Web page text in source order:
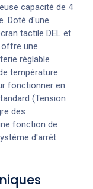
capacité de 4
Doté d'une
tactile DEL et
offre une
réglable
température
fonctionner en
(Tension :
des
fonction de
d'arrêt